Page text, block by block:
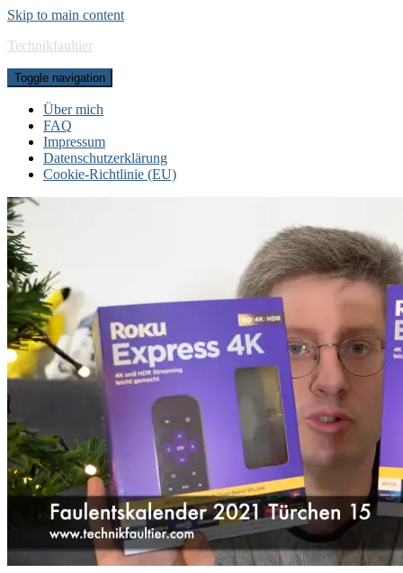
Skip to main content
Technikfaultier
Toggle navigation
Über mich
FAQ
Impressum
Datenschutzerklärung
Cookie-Richtlinie (EU)